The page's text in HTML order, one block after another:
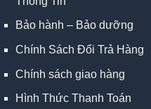
Bảo hành – Bảo dưỡng
Chính Sách Đổi Trả Hàng
Chính sách giao hàng
Hình Thức Thanh Toán